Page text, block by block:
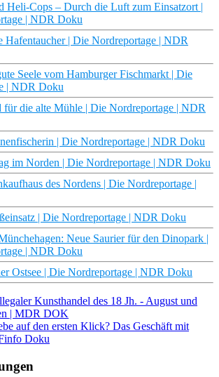
Heli-Cops – Durch die Luft zum Einsatzort |
| NDR Doku
Hafentaucher | Die Nordreportage | NDR
Seele vom Hamburger Fischmarkt | Die
| NDR Doku
für die alte Mühle | Die Nordreportage | NDR
| Die Nordreportage | NDR Doku
im Norden | Die Nordreportage | NDR Doku
des Nordens | Die Nordreportage |
| Die Nordreportage | NDR Doku
Neue Saurier für den Dinopark |
| NDR Doku
Ostsee | Die Nordreportage | NDR Doku
Kunsthandel des 18 Jh. - August und
| MDR DOK
auf den ersten Klick? Das Geschäft mit
Doku